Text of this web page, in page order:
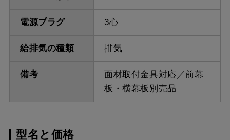
電源プラグ 3心
給排気の種類 排気
備考
面材取付金具対応／前幕
板・横幕板別売品
型名と価格